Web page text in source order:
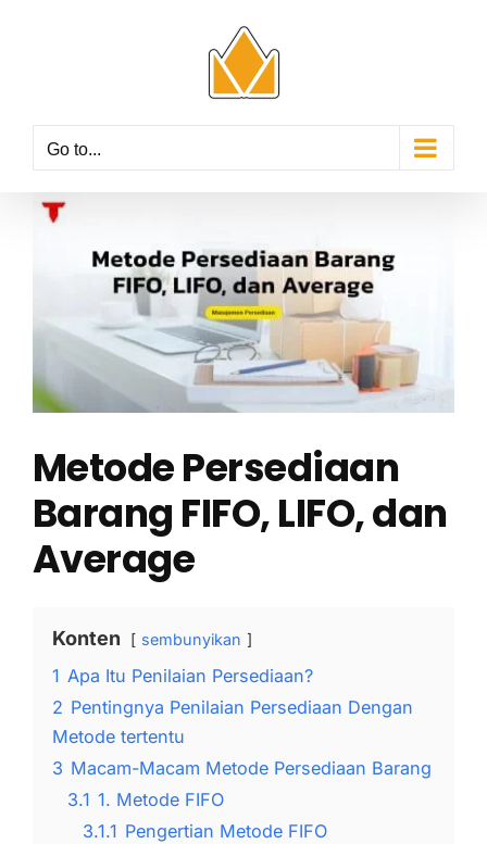
Go to...
View
Metode Persediaan
Barang FIFO, LIFO, dan
Average
Konten sembunyikan
1 Apa Itu Penilaian Persediaan?
2 Pentingnya Penilaian Persediaan Dengan
Metode tertentu
3 Macam-Macam Metode Persediaan Barang
3.1 1. Metode FIFO
3.1.1 Pengertian Metode FIFO